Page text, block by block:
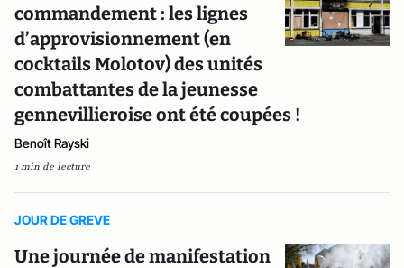
commandement : les lignes
d’approvisionnement (en
cocktails Molotov) des unités
combattantes de la jeunesse
gennevillieroise ont été coupées !
Benoît Rayski
1 min de lecture
JOUR DE GREVE
Une journée de manifestation